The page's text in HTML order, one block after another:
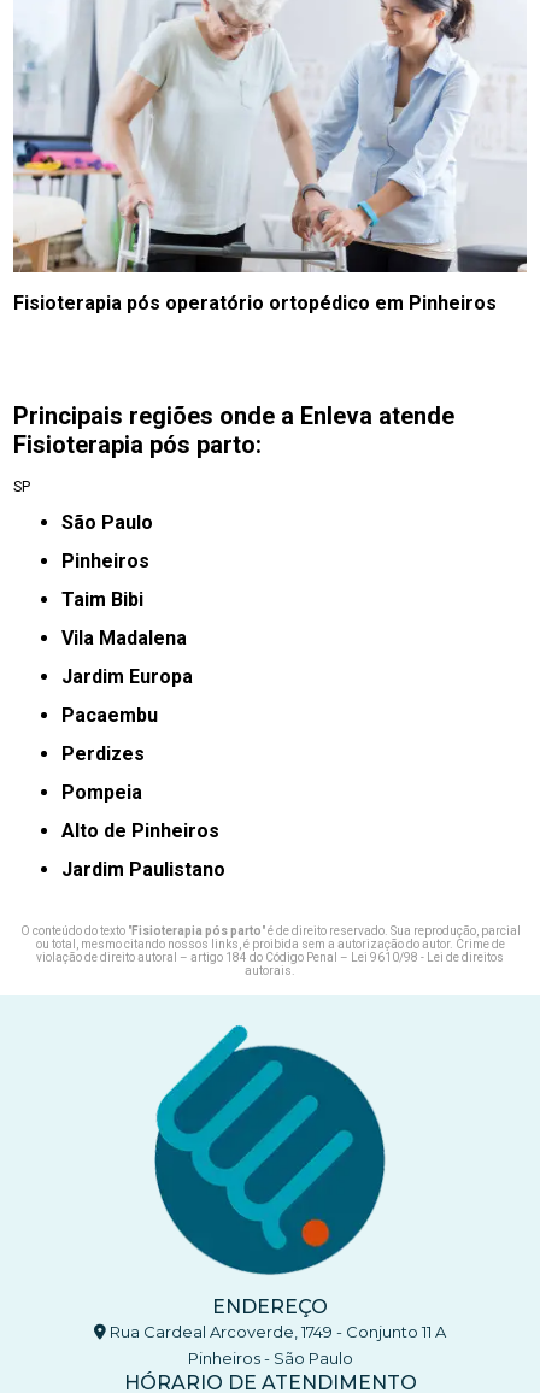
Fisioterapia pós operatório ortopédico em Pinheiros
Principais regiões onde a Enleva atende
Fisioterapia pós parto:
SP
São Paulo
Pinheiros
taim Bibi
Vila Madalena
jardim Europa
Pacaembu
Perdizes
Pompeia
Alto de Pinheiros
Jardim Paulistano
O conteúdo do texto "Fisioterapia pós parto" é de direito reservado. Sua reprodução, parcial
ou total, mesmo citando nossos links, é proibida sem a autorização do autor. Crime de
violação de direito autoral – artigo 184 do Código Penal –
Lei 9610/98 - Lei de direitos
autorais
ENDEREÇO
Rua Cardeal Arcoverde, 1749 - Conjunto 11 A
Pinheiros - São Paulo
HÓRARIO DE ATENDIMENTO